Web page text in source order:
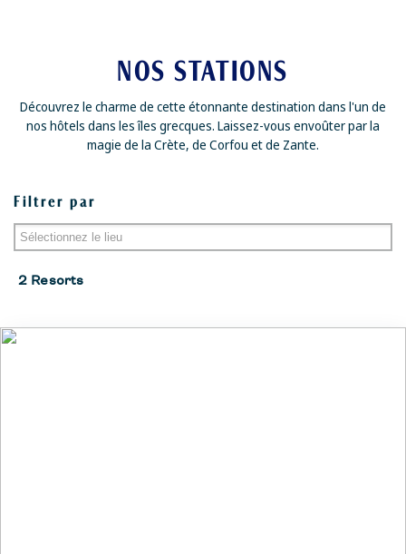
NOS STATIONS
Découvrez le charme de cette étonnante destination dans l'un de
nos hôtels dans les îles grecques. Laissez-vous envoûter par la
magie de la Crète, de Corfou et de Zante.
Filtrer par
Corfu-Gouvia
2 Resorts